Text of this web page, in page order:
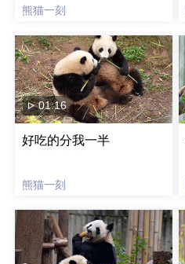
熊猫一刻
01:16
好吃的分我一半
熊猫一刻